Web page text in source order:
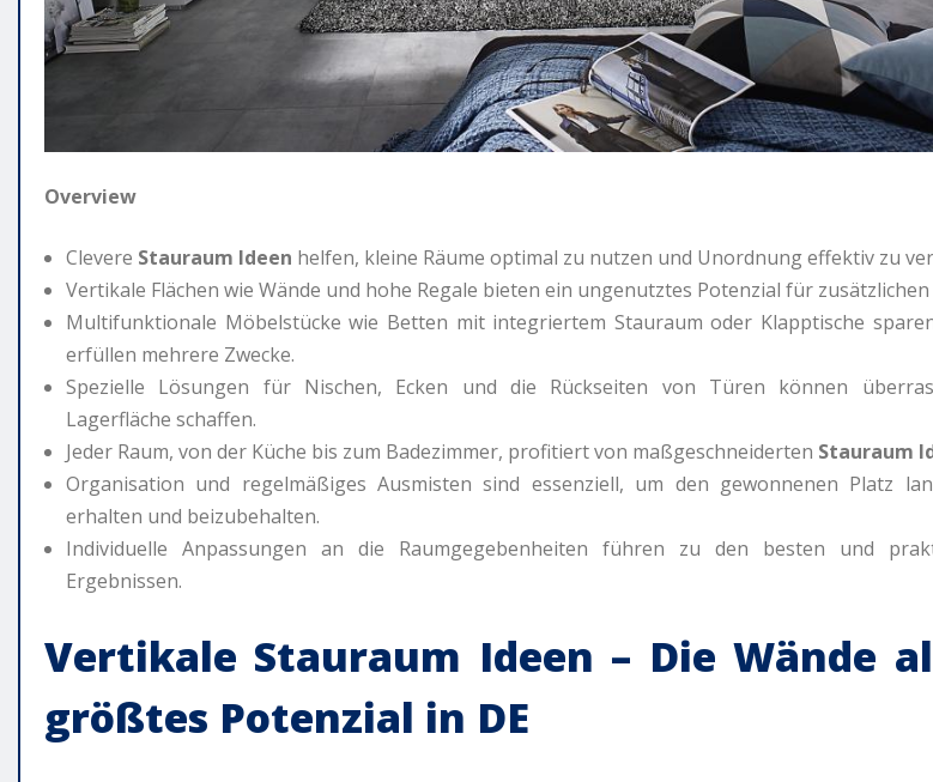
Overview
Clevere Stauraum Ideen helfen, kleine Räume optimal zu nutzen und Unordnung effektiv zu
Vertikale Flächen wie Wände und hohe Regale bieten ein ungenutztes Potenzial für
Multifunktionale Möbelstücke wie Betten mit integriertem Stauraum oder Klapptische
erfüllen mehrere Zwecke.
Spezielle Lösungen für Nischen, Ecken und die Rückseiten von Türen können
Lagerfläche schaffen.
Jeder Raum, von der Küche bis zum Badezimmer, profitiert von maßgeschneiderten Stauraum
Organisation und regelmäßiges Ausmisten sind essenziell, um den gewonnenen Platz
erhalten und beizubehalten.
Individuelle Anpassungen an die Raumgegebenheiten führen zu den besten und
Ergebnissen.
Vertikale Stauraum Ideen – Die Wände
größtes Potenzial in DE